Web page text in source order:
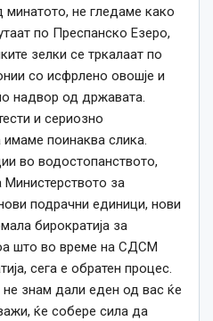
не гледаме како
по Преспанско Езеро,
зелки се тркалаат по
со исфрлено овошје и
надвор од државата.
и сериозно
поинаква слика.
во водостопанството,
за
подрачни единици, нови
бирократија за
што во време на СДСМ
сега е обратен процес.
не знам дали еден од вас ќе
ќе собере сила да